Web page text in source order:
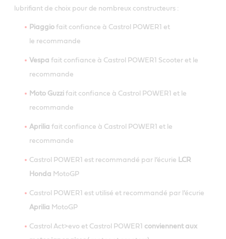
lubrifiant de choix pour de nombreux constructeurs :
Piaggio fait confiance à Castrol POWER1 et
le recommande
Vespa fait confiance à Castrol POWER1 Scooter et le
recommande
Moto Guzzi fait confiance à Castrol POWER1 et le
recommande
Aprilia fait confiance à Castrol POWER1 et le
recommande
Castrol POWER1 est recommandé par l’écurie LCR
Honda MotoGP
Castrol POWER1 est utilisé et recommandé par l’écurie
Aprilia MotoGP
Castrol Act>evo et Castrol POWER1 conviennent aux